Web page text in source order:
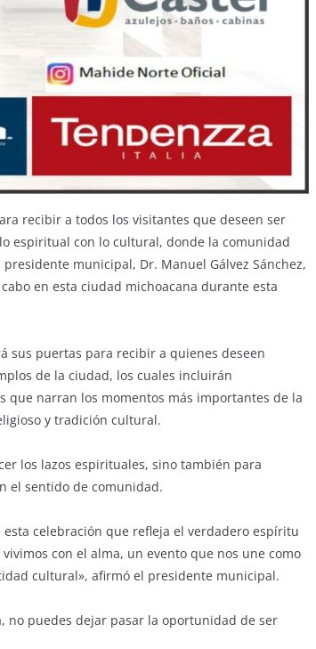
recibir a todos los visitantes que deseen ser
espiritual con lo cultural, donde la comunidad
municipal, Dr. Manuel Gálvez Sánchez,
en esta ciudad michoacana durante esta
sus puertas para recibir a quienes deseen
de la ciudad, los cuales incluirán
que narran los momentos más importantes de la
y tradición cultural.
los lazos espirituales, sino también para
el sentido de comunidad.
celebración que refleja el verdadero espíritu
con el alma, un evento que nos une como
cultural», afirmó el presidente municipal.
no puedes dejar pasar la oportunidad de ser